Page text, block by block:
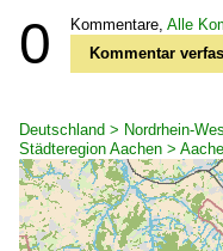
0 Kommentare, Alle
Kommentar
Deutschland > Nordrhein-
Städteregion Aachen >